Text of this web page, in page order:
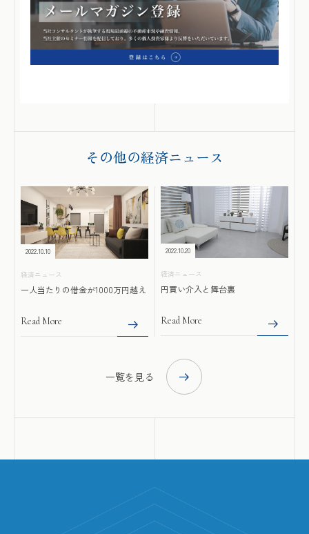
その他の経済ニュース
2022.10.10
経済ニュース
一人当たりの借金が1000万円越え
Read More
2022.10.20
経済ニュース
円買い介入と舞台裏
Read More
一覧を見る